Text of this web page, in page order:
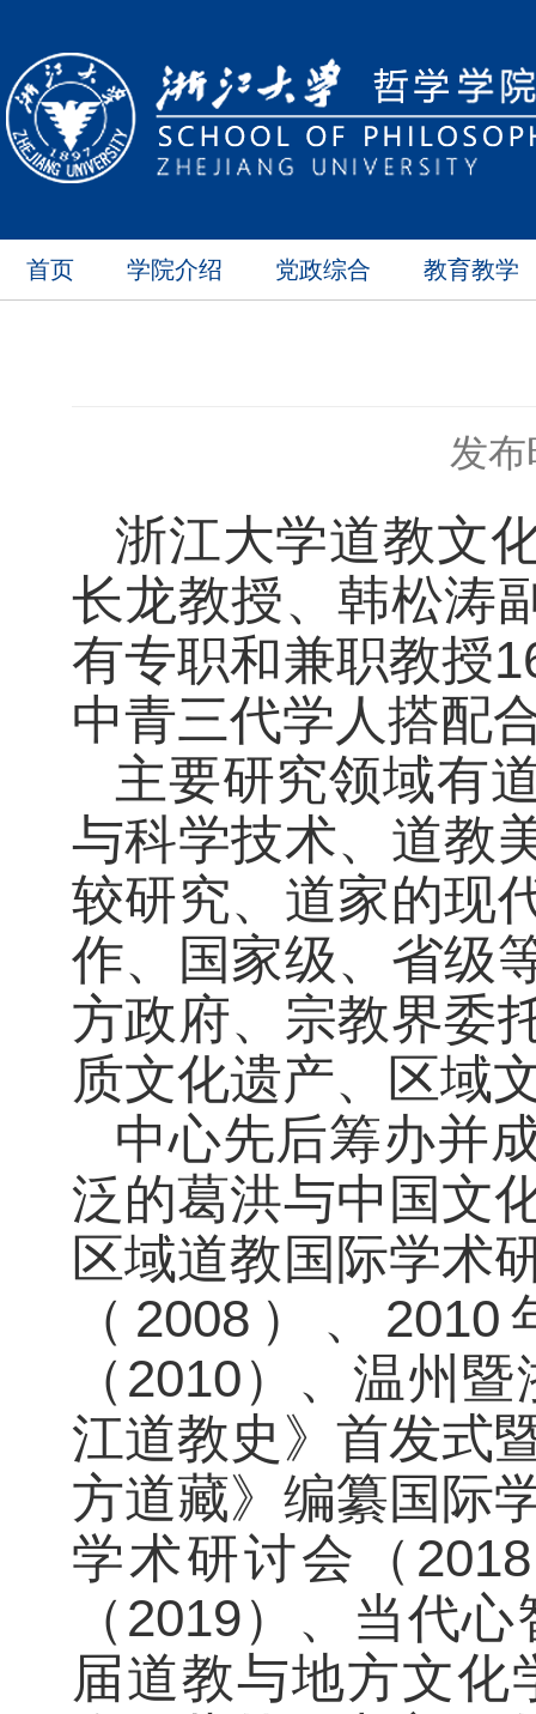
首页 学院介绍 党政综合 教育教学
发
浙江大学道教文
长龙教授、韩松涛
有专职和兼职教授
中青三代学人搭配
主要研究领域有
与科学技术、道教
较研究、道家的现
作、国家级、省级
方政府、宗教界委
质文化遗产、区域
中心先后筹办并
泛的葛洪与中国文
区域道教国际学术
（2008）、
（2010）、温州
江道教史》首发式
方道藏》编纂国际
学术研讨会（
（2019）、当代
届道教与地方文化